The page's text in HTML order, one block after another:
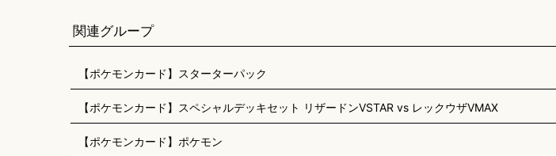
関連グループ
【ポケモンカード】スターターパック
【ポケモンカード】スペシャルデッキセット リザードンVSTAR vs レックウザVMAX
【ポケモンカード】ポケモン